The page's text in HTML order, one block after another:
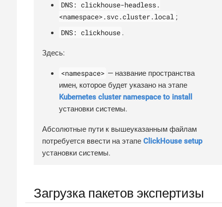
DNS: clickhouse-headless.
<namespace>.svc.cluster.local ;
DNS: clickhouse .
Здесь:
<namespace> — название пространства
имен, которое будет указано на этапе
Kubernetes cluster namespace to install
установки системы.
Абсолютные пути к вышеуказанным файлам
потребуется ввести на этапе ClickHouse setup
установки системы.
Загрузка пакетов экспертизы